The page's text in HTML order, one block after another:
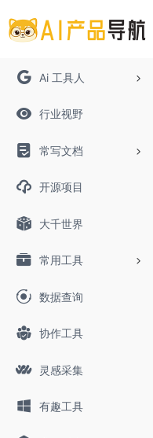
Ai 工具人
行业视野
常写文档
开源项目
大千世界
常用工具
数据查询
协作工具
灵感采集
有趣工具